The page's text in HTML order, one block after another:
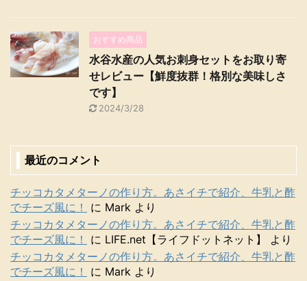
おすすめ商品
水谷水産の人気お刺身セットをお取り寄
せレビュー【鮮度抜群！格別な美味しさ
です】
2024/3/28
最近のコメント
チッコカタメターノの作り方。あさイチで紹介、牛乳と酢
でチーズ風に！
に Mark より
チッコカタメターノの作り方。あさイチで紹介、牛乳と酢
でチーズ風に！
に LIFE.net【ライフドットネット】
より
チッコカタメターノの作り方。あさイチで紹介、牛乳と酢
でチーズ風に！
に Mark より